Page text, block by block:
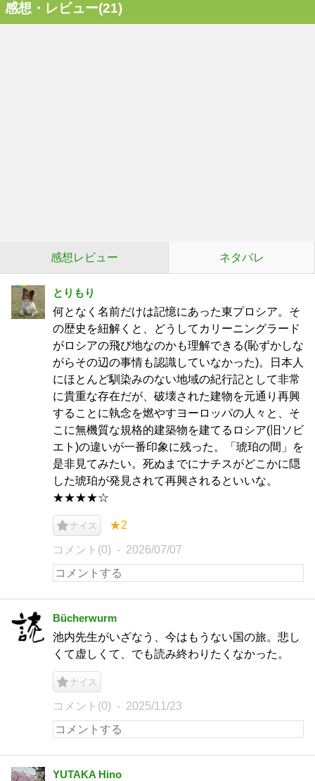
感想・レビュー(21)
感想レビュー ネタバレ
とりもり
何となく名前だけは記憶にあった東プロシア。そ
の歴史を紐解くと、どうしてカリーニングラード
がロシアの飛び地なのかも理解できる(恥ずかしな
がらその辺の事情も認識していなかった)。日本人
にほとんど馴染みのない地域の紀行記として非常
に貴重な存在だが、破壊された建物を元通り再興
することに執念を燃やすヨーロッパの人々と、そ
こに無機質な規格的建築物を建てるロシア(旧ソビ
エト)の違いが一番印象に残った。「琥珀の間」を
是非見てみたい。死ぬまでにナチスがどこかに隠
した琥珀が発見されて再興されるといいな。
★★★★☆
ナイス ★2
コメント(0) 2026/07/07
Bücherwurm
池内先生がいざなう、今はもうない国の旅。悲し
くて虚しくて、でも読み終わりたくなかった。
ナイス
コメント(0) 2025/11/23
YUTAKA Hino